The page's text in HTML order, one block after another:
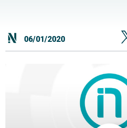
06/01/2020